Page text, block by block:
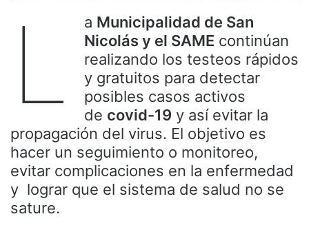
L a Municipalidad de San
Nicolás y el SAME continúan
realizando los testeos rápidos
y gratuitos para detectar
posibles casos activos
de covid-19 y así evitar la
propagación del virus. El objetivo es
hacer un seguimiento o monitoreo,
evitar complicaciones en la enfermedad
y lograr que el sistema de salud no se
sature.